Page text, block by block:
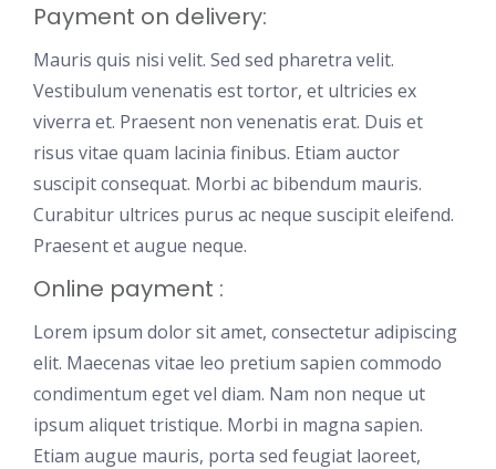
Payment on delivery:
Mauris quis nisi velit. Sed sed pharetra velit.
Vestibulum venenatis est tortor, et ultricies ex
viverra et. Praesent non venenatis erat. Duis et
risus vitae quam lacinia finibus. Etiam auctor
suscipit consequat. Morbi ac bibendum mauris.
Curabitur ultrices purus ac neque suscipit eleifend.
Praesent et augue neque.
Online payment :
Lorem ipsum dolor sit amet, consectetur adipiscing
elit. Maecenas vitae leo pretium sapien commodo
condimentum eget vel diam. Nam non neque ut
ipsum aliquet tristique. Morbi in magna sapien.
Etiam augue mauris, porta sed feugiat laoreet,